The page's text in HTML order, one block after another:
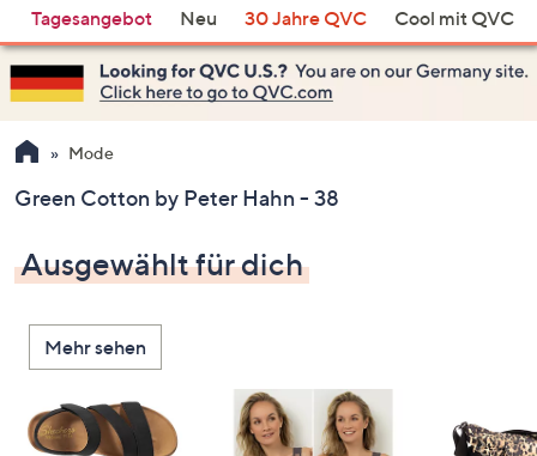
du
heute?
Vorschläge
verfügbar
sind,
verwenden
Sie
Pfeiltasten
oben
und
nach
unten
oder
wischen
Sie
Tagesangebot Neu 30 Jahre QVC Cool mit QVC
Mode
Green Cotton by Peter Hahn - 38
Ausgewählt für dich
Mehr sehen